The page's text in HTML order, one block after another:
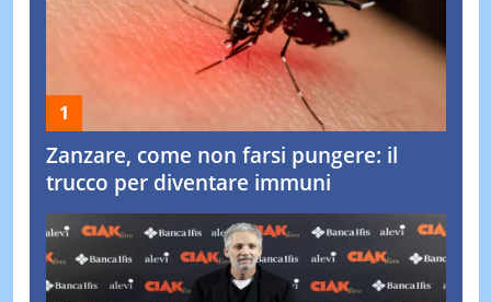
Zanzare, come non farsi pungere: il
trucco per diventare immuni